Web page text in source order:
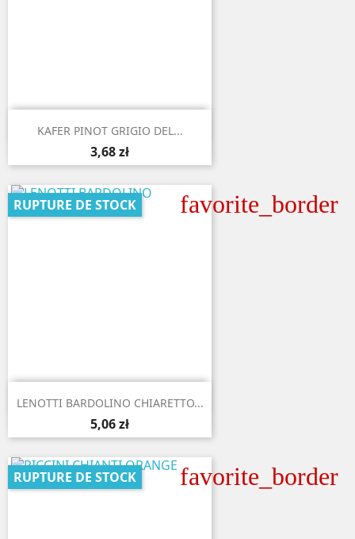
 Aperçu rapide
KAFER PINOT GRIGIO DEL...
3,68 zł
favorite_border
 Aperçu rapide
LENOTTI BARDOLINO CHIARETTO...
5,06 zł
RUPTURE DE STOCK
favorite_border
RUPTURE DE STOCK